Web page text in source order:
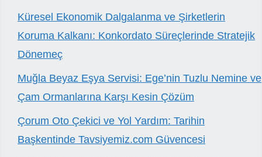
Küresel Ekonomik Dalgalanma ve Şirketlerin
Koruma Kalkanı: Konkordato Süreçlerinde Stratejik
Dönemeç
Muğla Beyaz Eşya Servisi: Ege’nin Tuzlu Nemine ve
Çam Ormanlarına Karşı Kesin Çözüm
Çorum Oto Çekici ve Yol Yardım: Tarihin
Başkentinde Tavsiyemiz.com Güvencesi